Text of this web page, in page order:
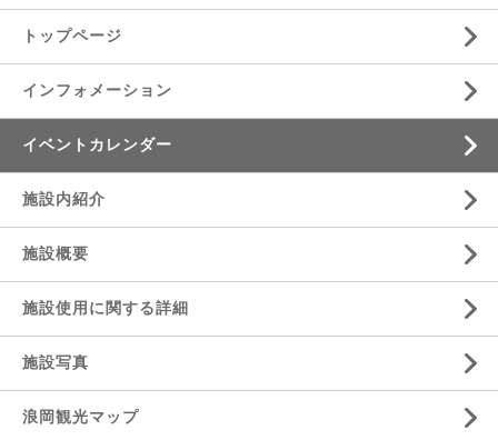
トップページ
インフォメーション
イベントカレンダー
施設内紹介
施設概要
施設使用に関する詳細
施設写真
浪岡観光マップ